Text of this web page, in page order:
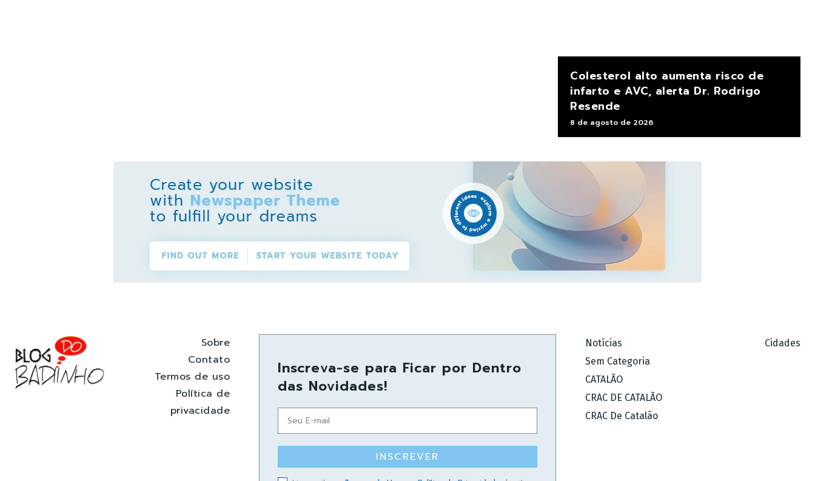
Colesterol alto aumenta risco de
infarto e AVC, alerta Dr. Rodrigo
Resende
8 de agosto de 2026
Sobre
Contato
Termos de uso
Política de
privacidade
Inscreva-se para Ficar por Dentro
das Novidades!
INSCREVER
Notícias
Sem Categoria
CATALÃO
CRAC DE CATALÃO
CRAC De Catalão
Cidades